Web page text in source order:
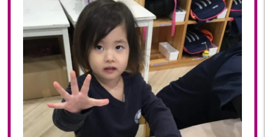
2020年 06月(22)
2020年 05月(18)
2020年 04月(21)
2020年 03月(19)
2020年 02月(16)
2020年 01月(19)
2019
2019年 12月(20)